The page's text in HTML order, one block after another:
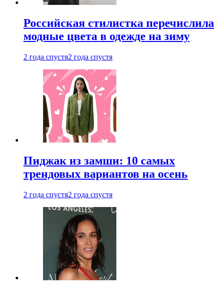
Российская стилистка перечислила
модные цвета в одежде на зиму
2 года спустя2 года спустя
Пиджак из замши: 10 самых
трендовых вариантов на осень
2 года спустя2 года спустя